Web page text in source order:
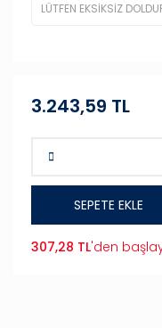
3.243,59 TL
SEPETE EKLE
307,28 TL'den